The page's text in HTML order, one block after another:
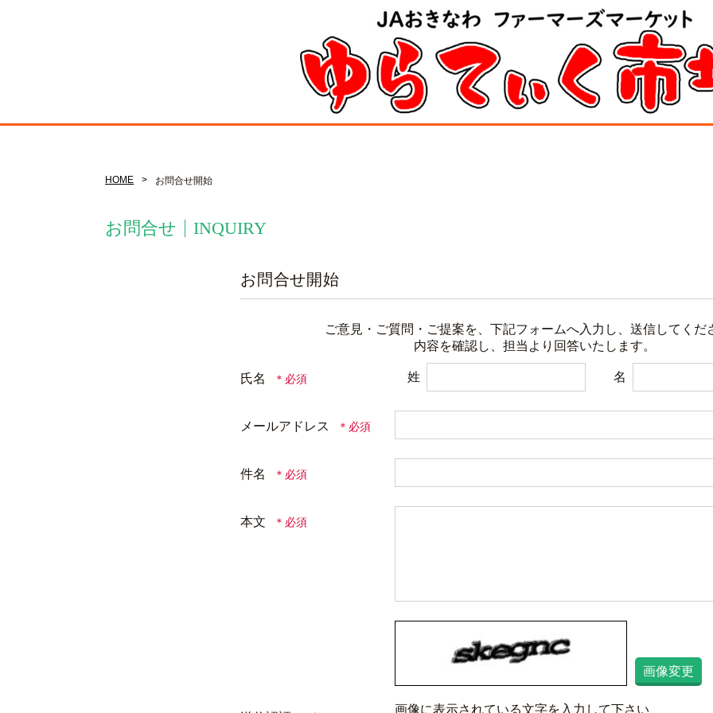
HOME お問合せ開始
INQUIRY
お問合せ
お問合せ開始
ご意見・ご質問・ご提案を、下記フォームへ入力し、送信してくだ
内容を確認し、担当より回答いたします。
氏名 姓 名
メールアドレス
件名
本文
画像変更
画像に表示されている文字を入力して下さい